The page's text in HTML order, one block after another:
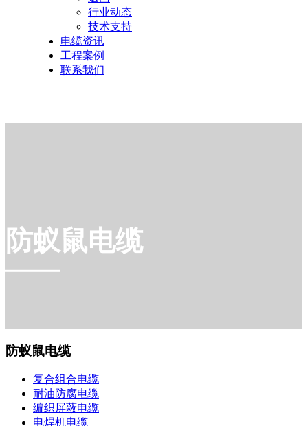
行业动态
技术支持
电缆资讯
工程案例
联系我们
防蚁鼠电缆
防蚁鼠电缆
复合组合电缆
耐油防腐电缆
编织屏蔽电缆
电焊机电缆